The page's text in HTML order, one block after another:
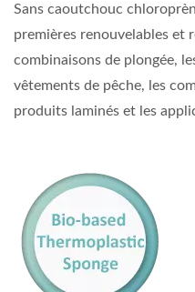
Sans caoutchouc
premières renouvelables et
combinaisons de plongée,
vêtements de pêche, les
produits laminés et les